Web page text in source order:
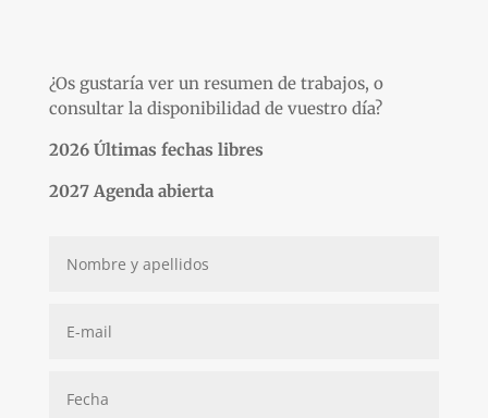
¿Os gustaría ver un resumen de trabajos, o
consultar la disponibilidad de vuestro día?
2026 Últimas fechas libres
2027 Agenda abierta